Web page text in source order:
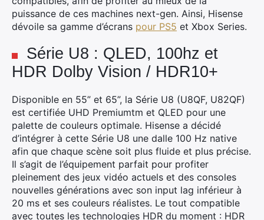
puissance de ces machines next-gen. Ainsi, Hisense
dévoile sa gamme d’écrans pour PS5 et Xbox Series.
Série U8 : QLED, 100hz et
HDR Dolby Vision / HDR10+
Disponible en 55” et 65”, la Série U8 (U8QF, U82QF)
est certifiée UHD Premiumtm et QLED pour une
palette de couleurs optimale. Hisense a décidé
d’intégrer à cette Série U8 une dalle 100 Hz native
afin que chaque scène soit plus fluide et plus précise.
Il s’agit de l’équipement parfait pour profiter
pleinement des jeux vidéo actuels et des consoles
nouvelles générations avec son input lag inférieur à
20 ms et ses couleurs réalistes. Le tout compatible
avec toutes les technologies HDR du moment : HDR